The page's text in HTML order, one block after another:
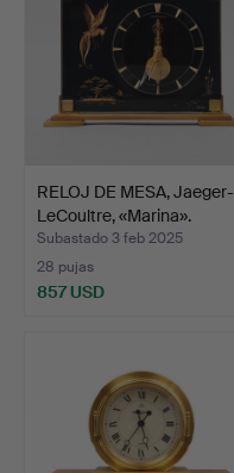
RELOJ DE MESA, Jaeger-
LeCoultre, «Marina».
Subastado 3 feb 2025
28 pujas
857 USD